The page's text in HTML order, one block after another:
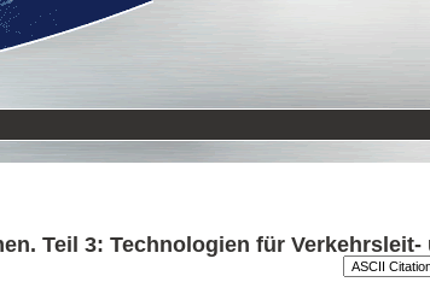
Teil 3: Technologien für